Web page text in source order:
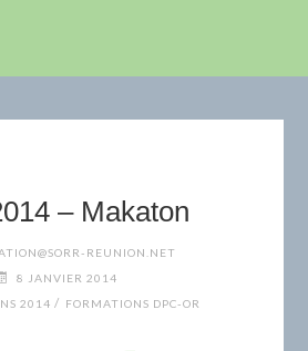
– Makaton
REUNION.NET
8 JANVIER 2014
2014 / FORMATIONS DPC-OR